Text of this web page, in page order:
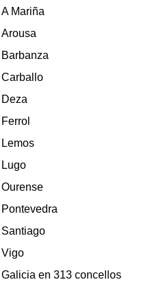
A Mariña
Arousa
Barbanza
Carballo
Deza
Ferrol
Lemos
Lugo
Ourense
Pontevedra
Santiago
Vigo
Galicia en 313 concellos